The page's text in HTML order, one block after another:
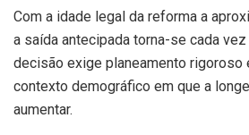
Com a idade legal da reforma a
a saída antecipada torna-se cada
decisão exige planeamento rigoroso
contexto demográfico em que a
aumentar.